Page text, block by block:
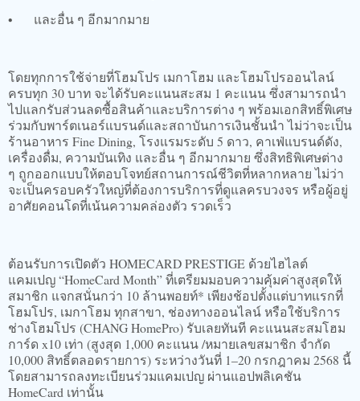
•
และอื่น ๆ อีกมากมาย
โดยทุกการใช้จ่ายที่โฮมโปร เมกาโฮม และโฮมโปรออนไลน์
ครบทุก 30 บาท จะได้รับคะแนนสะสม 1 คะแนน ซึ่งสามารถนำ
ไปแลกรับส่วนลดซื้อสินค้าและบริการต่าง ๆ พร้อมเอกสิทธิ์พิเศษ
ร่วมกับพาร์ตเนอร์แบรนด์และสถาบันการเงินชั้นนำ ไม่ว่าจะเป็น
ร้านอาหาร Fine Dining, โรงแรมระดับ 5 ดาว, คาเฟ่แบรนด์ดัง,
เครื่องดื่ม, ความบันเทิง และอื่น ๆ อีกมากมาย ซึ่งสิทธิพิเศษต่าง
ๆ ถูกออกแบบให้ตอบโจทย์สถานการณ์ชีวิตที่หลากหลาย ไม่ว่า
จะเป็นครอบครัวใหญ่ที่ต้องการบริการที่ดูแลครบวงจร หรือผู้อยู่
อาศัยคอนโดที่เน้นความคล่องตัว รวดเร็ว
ต้อนรับการเปิดตัว HOMECARD PRESTIGE ด้วยไฮไลต์
แคมเปญ “HomeCard Month” ที่เตรียมมอบความคุ้มค่าสูงสุดให้
สมาชิก แจกสนั่นกว่า 10 ล้านพอยท์* เพียงช้อปตั้งแต่บาทแรกที่
โฮมโปร, เมกาโฮม ทุกสาขา, ช่องทางออนไลน์ หรือใช้บริการ
ช่างโฮมโปร (CHANG HomePro) รับเลยทันที คะแนนสะสมโฮม
การ์ด x10 เท่า (สูงสุด 1,000 คะแนน /หมายเลขสมาชิก จำกัด
10,000 สิทธิ์ตลอดรายการ) ระหว่างวันที่ 1–20 กรกฎาคม 2568 นี้
โดยสามารถลงทะเบียนร่วมแคมเปญ ผ่านแอปพลิเคชัน
HomeCard เท่านั้น